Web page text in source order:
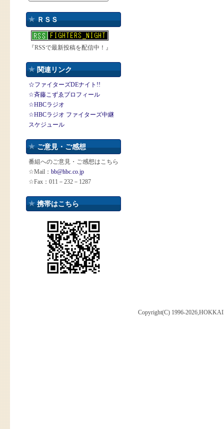
ＲＳＳ
『RSSで最新投稿を配信中！』
関連リンク
☆ファイターズDEナイト!!
☆斉藤こずゑプロフィール
☆HBCラジオ
☆HBCラジオ ファイターズ中継
スケジュール
ご意見・ご感想
番組へのご意見・ご感想はこちら
☆Mail： bb@hbc.co.jp
☆Fax：011－232－1287
携帯はこちら
Copyright(C) 1996-